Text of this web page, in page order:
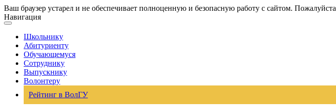
Ваш браузер устарел и не обеспечивает полноценную и безопасную работу с сайтом. Пожалуйста
Навигация
Школьнику
Абитуриенту
Обучающемуся
Сотруднику
Выпускнику
Волонтеру
Рейтинг в ВолГУ